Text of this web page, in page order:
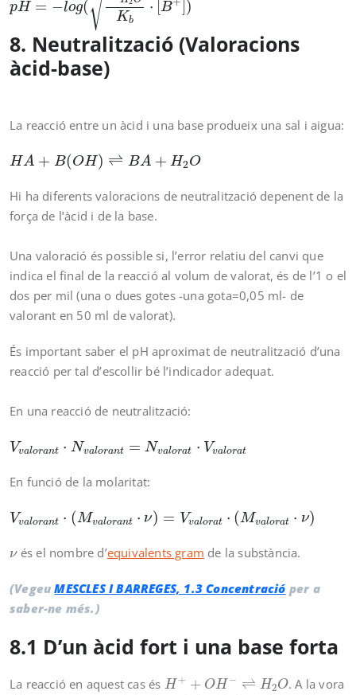
pH = −log(
Kb
⋅ [B )
8. Neutralització (Valoracions
àcid-base)
La reacció entre un àcid i una base produeix una sal i aigua:
HA + B(OH) ⇌ BA + H2O
HA+ B OH)⇌B A+ H2 O
Hi ha diferents valoracions de neutralització depenent de la
força de l’àcid i de la base.
Una valoració és possible si, l’error relatiu del canvi que
indica el final de la reacció al volum de valorat, és de l’1 o el
dos per mil (una o dues gotes -una gota=0,05 ml- de
valorant en 50 ml de valorat).
És important saber el pH aproximat de neutralització d’una
reacció per tal d’escollir bé l’indicador adequat.
En una reacció de neutralització:
Vvalorant ⋅ Nvalorant = Nvalorat ⋅ Vvalorat
Vv nt⋅ nt= ora
En funció de la molaritat:
Vvalorant ⋅ (Mvalorant ⋅ ν) = Vvalorat ⋅ (Mvalorat ⋅ ν)
Vv nt⋅(M an )=V rat⋅( ora
ν
νés el nombre d’equivalents gram de la substància.
(VegeuMESCLES I BARREGES, 1.3 Concentració per a
saber-ne més.)
8.1 D’un àcid fort i una base forta
La reacció en aquest cas és H + + OH − ⇌ H2O
H++ O H−⇌H 2O
. A la vora